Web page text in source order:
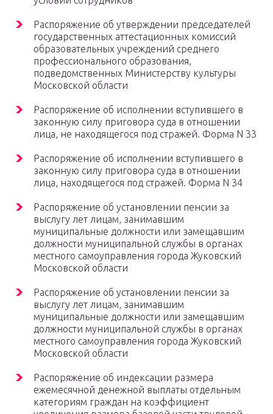
Распоряжение об утверждении председателей
государственных аттестационных комиссий
образовательных учреждений среднего
профессионального образования,
подведомственных Министерству культуры
Московской области
Распоряжение об исполнении вступившего в
законную силу приговора суда в отношении
лица, не находящегося под стражей. Форма N 33
Распоряжение об исполнении вступившего в
законную силу приговора суда в отношении
лица, находящегося под стражей. Форма N 34
Распоряжение об установлении пенсии за
выслугу лет лицам, занимавшим
муниципальные должности или замещавшим
должности муниципальной службы в органах
местного самоуправления города Жуковский
Московской области
Распоряжение об установлении пенсии за
выслугу лет лицам, занимавшим
муниципальные должности или замещавшим
должности муниципальной службы в органах
местного самоуправления города Жуковский
Московской области
Распоряжение об индексации размера
ежемесячной денежной выплаты отдельным
категориям граждан на коэффициент